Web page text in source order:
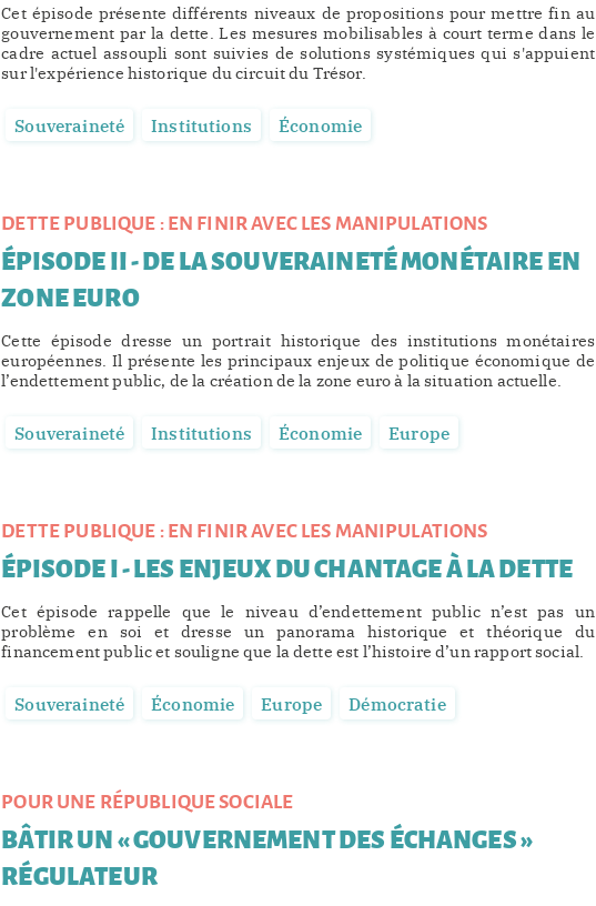
Cet épisode présente différents niveaux de propositions pour mettre fin au
gouvernement par la dette. Les mesures mobilisables à court terme dans le
cadre actuel assoupli sont suivies de solutions systémiques qui s'appuient
sur l'expérience historique du circuit du Trésor.
Souveraineté Institutions Économie
DETTE PUBLIQUE : EN FINIR AVEC LES MANIPULATIONS
ÉPISODE II - DE LA SOUVERAINETÉ MONÉTAIRE EN
ZONE EURO
Cette épisode dresse un portrait historique des institutions monétaires
européennes. Il présente les principaux enjeux de politique économique de
l’endettement public, de la création de la zone euro à la situation actuelle.
Souveraineté Institutions Économie Europe
DETTE PUBLIQUE : EN FINIR AVEC LES MANIPULATIONS
ÉPISODE I - LES ENJEUX DU CHANTAGE À LA DETTE
Cet épisode rappelle que le niveau d’endettement public n’est pas un
problème en soi et dresse un panorama historique et théorique du
financement public et souligne que la dette est l’histoire d’un rapport social.
Souveraineté Économie Europe Démocratie
POUR UNE RÉPUBLIQUE SOCIALE
BÂTIR UN « GOUVERNEMENT DES ÉCHANGES »
RÉGULATEUR